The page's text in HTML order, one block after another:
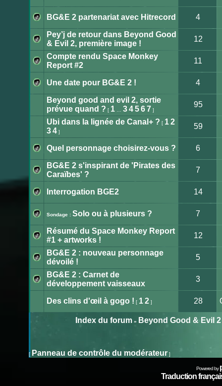
message
non
lu
message
non
lu
BG&E 2 partenariat avec Hitrecord 4
Aucun
message
non
lu
Pey’j de retour dans Beyond Good
& Evil 2, première image !
12
Aucun
message
non
lu
Compte rendu Space Monkey
Report #2
11
message
non
Une date pour BG&E 2 ! 4
Aucun
message
non
Beyond good and evil 2, sortie
prévue quand ? [ 1… 3 4 5 6 7 ]
95
Aucun
message
non
lu
Ubi dans la lignée de Canal+ ? [ 1 2
3 4]
59
message
non
lu
Quel personnage choisirez-vous ? 6
Aucun
message
non
lu
BG&E 2 s'inspirant de 'Pirates des
Caraïbes' ?
7
message
lu
Interrogation BGE2 14
message
non
lu
Sondage : Solo ou à plusieurs ? 7
Aucun
message
non
lu
Résumé du Space Monkey Report
#1 + artworks !
12
Aucun
message
non
lu
BG&E 2 : nouveau personnage
dévoilé !
5
Aucun
message
non
BG&E 2 : Carnet de
développement vaisseaux
3
message
Des clins d'œil à gogo ! [ 1 2] 28
nouveau
sujet
Index du forum» Beyond Good & Evil 2
[ Panneau de contrôle du modérateur]
Powered by
Traduction